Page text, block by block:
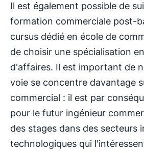
Il est également possible de
formation commerciale post-
cursus dédié en école de
de choisir une spécialisation
d'affaires. Il est important de
voie se concentre davantage
commercial : il est par
pour le futur ingénieur
des stages dans des secteurs
technologiques qui